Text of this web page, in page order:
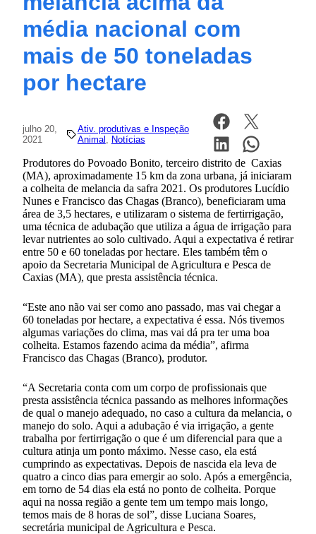
média nacional com
mais de 50 toneladas
por hectare
julho 20,
2021
Ativ. produtivas e Inspeção
Animal
Notícias
Produtores do Povoado Bonito, terceiro distrito de Caxias
(MA), aproximadamente 15 km da zona urbana, já iniciaram
a colheita de melancia da safra 2021. Os produtores Lucídio
Nunes e Francisco das Chagas (Branco), beneficiaram uma
área de 3,5 hectares, e utilizaram o sistema de fertirrigação,
uma técnica de adubação que utiliza a água de irrigação para
levar nutrientes ao solo cultivado. Aqui a expectativa é retirar
entre 50 e 60 toneladas por hectare. Eles também têm o
apoio da Secretaria Municipal de Agricultura e Pesca de
Caxias (MA), que presta assistência técnica.
“Este ano não vai ser como ano passado, mas vai chegar a
60 toneladas por hectare, a expectativa é essa. Nós tivemos
algumas variações do clima, mas vai dá pra ter uma boa
colheita. Estamos fazendo acima da média”, afirma
Francisco das Chagas (Branco), produtor.
“A Secretaria conta com um corpo de profissionais que
presta assistência técnica passando as melhores informações
de qual o manejo adequado, no caso a cultura da melancia, o
manejo do solo. Aqui a adubação é via irrigação, a gente
trabalha por fertirrigação o que é um diferencial para que a
cultura atinja um ponto máximo. Nesse caso, ela está
cumprindo as expectativas. Depois de nascida ela leva de
quatro a cinco dias para emergir ao solo. Após a emergência,
em torno de 54 dias ela está no ponto de colheita. Porque
aqui na nossa região a gente tem um tempo mais longo,
temos mais de 8 horas de sol”, disse Luciana Soares,
secretária municipal de Agricultura e Pesca.